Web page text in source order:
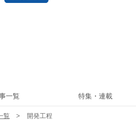
一覧 特集・連載
覧 開発工程